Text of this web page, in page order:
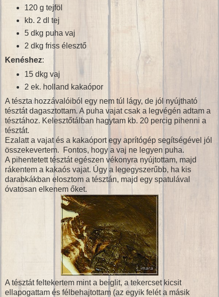
120 g tejföl
kb. 2 dl tej
5 dkg puha vaj
2 dkg friss élesztő
Kenéshez:
15 dkg vaj
2 ek. holland kakaópor
A tészta hozzávalóiból egy nem túl lágy, de jól nyújtható
tésztát dagasztottam. A puha vajat csak a legvégén adtam a
tésztához. Kelesztőtálban hagytam kb. 20 percig pihenni a
tésztát.
Ezalatt a vajat és a kakaóport egy aprítógép segítségével jól
összekevertem. Fontos, hogy a vaj ne legyen puha.
A pihentetett tésztát egészen vékonyra nyújtottam, majd
rákentem a kakaós vajat. Úgy a legegyszerűbb, ha kis
darabkákban elosztom a tésztán, majd egy spatulával
óvatosan elkenem őket.
A tésztát feltekertem mint a beiglit, a tekercset kicsit
ellapogattam és félbehajtottam (az egyik felét a másik